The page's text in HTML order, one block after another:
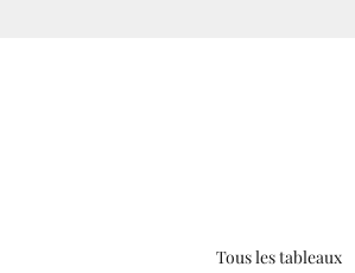
Tous les tableaux